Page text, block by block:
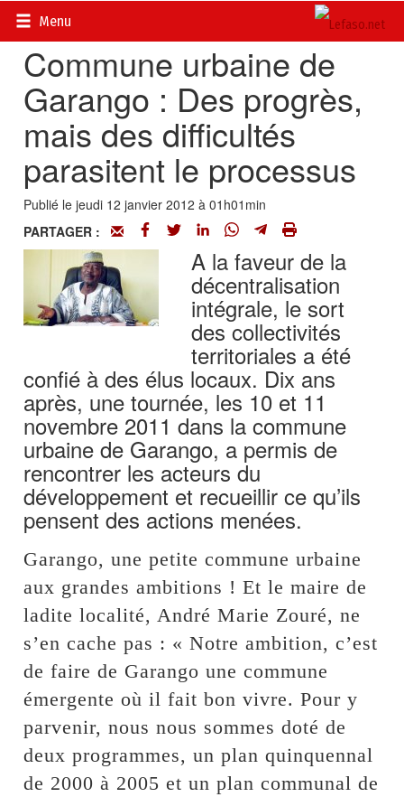
Menu
Accueil>
Commune urbaine de
Garango : Des progrès,
mais des difficultés
parasitent le processus
Publié le jeudi 12 janvier 2012 à 01h01min
PARTAGER :
A la faveur de la
décentralisation
intégrale, le sort
des collectivités
territoriales a été
confié à des élus locaux. Dix ans
après, une tournée, les 10 et 11
novembre 2011 dans la commune
urbaine de Garango, a permis de
rencontrer les acteurs du
développement et recueillir ce qu’ils
pensent des actions menées.
Garango, une petite commune urbaine
aux grandes ambitions ! Et le maire de
ladite localité, André Marie Zouré, ne
s’en cache pas : « Notre ambition, c’est
de faire de Garango une commune
émergente où il fait bon vivre. Pour y
parvenir, nous nous sommes doté de
deux programmes, un plan quinquennal
de 2000 à 2005 et un plan communal de